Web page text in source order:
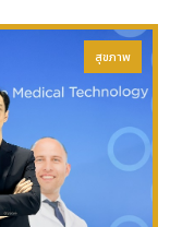
สุขภาพ